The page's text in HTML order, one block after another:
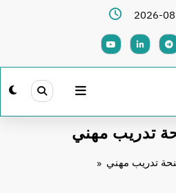
2026-
تدريب مهني
تدريب مهني